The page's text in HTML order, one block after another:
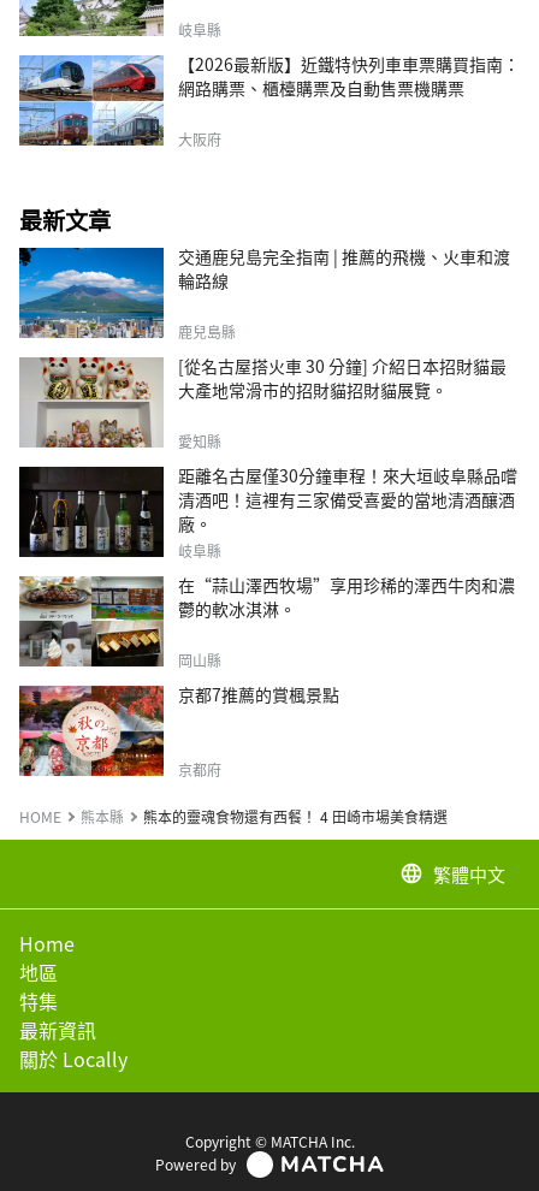
岐阜縣
【2026最新版】近鐵特快列車車票購買指南：
網路購票、櫃檯購票及自動售票機購票
大阪府
最新文章
交通鹿兒島完全指南 | 推薦的飛機、火車和渡
輪路線
鹿兒島縣
[從名古屋搭火車 30 分鐘] 介紹日本招財貓最
大產地常滑市的招財貓招財貓展覽。
愛知縣
距離名古屋僅30分鐘車程！來大垣岐阜縣品嚐
清酒吧！這裡有三家備受喜愛的當地清酒釀酒
廠。
岐阜縣
在“蒜山澤西牧場”享用珍稀的澤西牛肉和濃
鬱的軟冰淇淋。
岡山縣
京都7推薦的賞楓景點
京都府
HOME 熊本縣 熊本的靈魂食物還有西餐！ 4 田崎市場美食精選
language 繁體中文
Home
地區
特集
最新資訊
關於 Locally
Copyright © MATCHA Inc.
Powered by